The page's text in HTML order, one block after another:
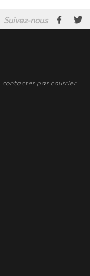
Suivez-nous
par courrier